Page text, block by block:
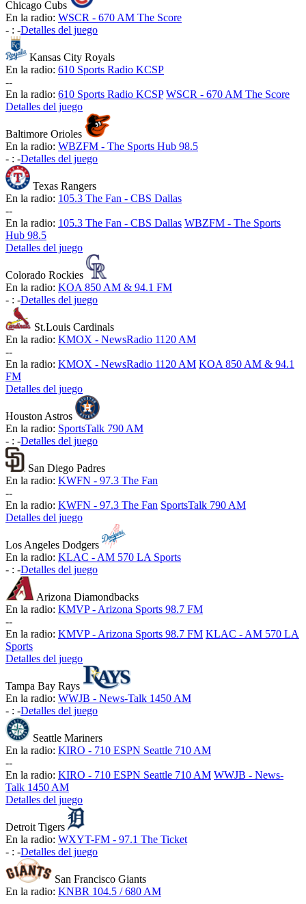
Chicago Cubs
En la radio: WSCR - 670 AM The Score
- : -Detalles del juego
Kansas City Royals
En la radio: 610 Sports Radio KCSP
--
En la radio: 610 Sports Radio KCSP WSCR - 670 AM The Score
Detalles del juego
Baltimore Orioles
En la radio: WBZFM - The Sports Hub 98.5
- : -Detalles del juego
Texas Rangers
En la radio: 105.3 The Fan - CBS Dallas
--
En la radio: 105.3 The Fan - CBS Dallas WBZFM - The Sports
Hub 98.5
Detalles del juego
Colorado Rockies
En la radio: KOA 850 AM & 94.1 FM
- : -Detalles del juego
St.Louis Cardinals
En la radio: KMOX - NewsRadio 1120 AM
--
En la radio: KMOX - NewsRadio 1120 AM KOA 850 AM & 94.1
FM
Detalles del juego
Houston Astros
En la radio: SportsTalk 790 AM
- : -Detalles del juego
San Diego Padres
En la radio: KWFN - 97.3 The Fan
--
En la radio: KWFN - 97.3 The Fan SportsTalk 790 AM
Detalles del juego
Los Angeles Dodgers
En la radio: KLAC - AM 570 LA Sports
- : -Detalles del juego
Arizona Diamondbacks
En la radio: KMVP - Arizona Sports 98.7 FM
--
En la radio: KMVP - Arizona Sports 98.7 FM KLAC - AM 570 LA
Sports
Detalles del juego
Tampa Bay Rays
En la radio: WWJB - News-Talk 1450 AM
- : -Detalles del juego
Seattle Mariners
En la radio: KIRO - 710 ESPN Seattle 710 AM
--
En la radio: KIRO - 710 ESPN Seattle 710 AM WWJB - News-
Talk 1450 AM
Detalles del juego
Detroit Tigers
En la radio: WXYT-FM - 97.1 The Ticket
- : -Detalles del juego
San Francisco Giants
En la radio: KNBR 104.5 / 680 AM